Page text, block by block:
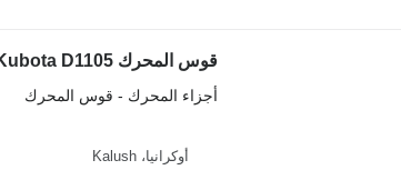
قوس المحرك Kubota D1105 لـ حفارة صغيرة Kubota KX61
أجزاء المحرك - قوس المحرك
أوكرانيا، Kalush